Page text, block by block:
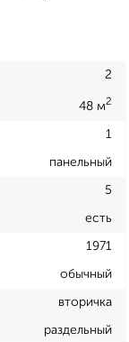
2
48 м2
1
панельный
5
есть
1971
обычный
вторичка
раздельный